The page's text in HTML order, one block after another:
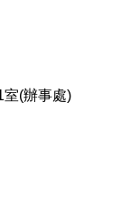
室(辦事處)